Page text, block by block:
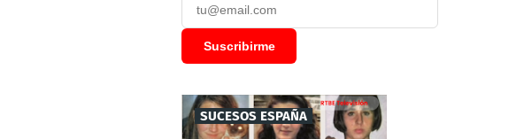
Suscribirme
SUCESOS ESPAÑA